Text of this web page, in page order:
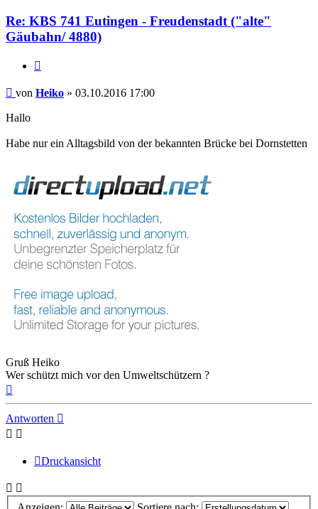
Re: KBS 741 Eutingen - Freudenstadt ("alte"
Gäubahn/ 4880)
Beitrag
von Heiko » 03.10.2016 17:00
Hallo
Habe nur ein Alltagsbild von der bekannten Brücke bei Dornstetten
Gruß Heiko
Wer schützt mich vor den Umweltschützern ?
Antworten
Druckansicht